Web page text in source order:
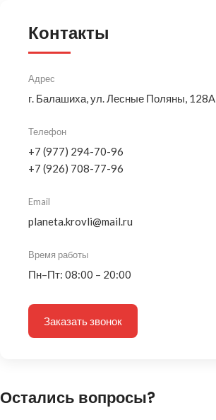
Контакты
Адрес
г. Балашиха, ул. Лесные Поляны, 128А
Телефон
+7 (977) 294-70-96
+7 (926) 708-77-96
Email
planeta.krovli@mail.ru
Время работы
Пн–Пт: 08:00 – 20:00
Заказать звонок
Остались вопросы?